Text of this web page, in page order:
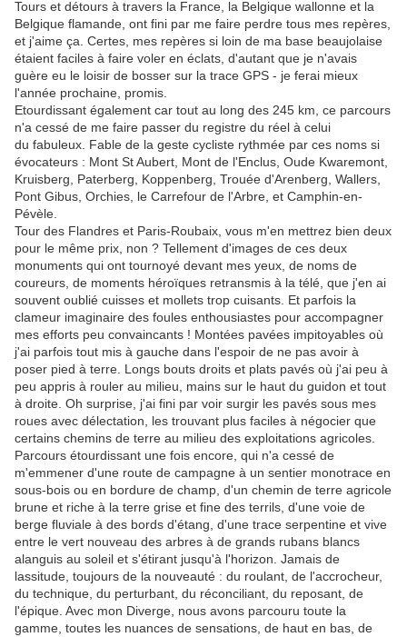
Tours et détours à travers la France, la Belgique wallonne et la
Belgique flamande, ont fini par me faire perdre tous mes repères,
et j'aime ça. Certes, mes repères si loin de ma base beaujolaise
étaient faciles à faire voler en éclats, d'autant que je n'avais
guère eu le loisir de bosser sur la trace GPS - je ferai mieux
l'année prochaine, promis.
Etourdissant également car tout au long des 245 km, ce parcours
n'a cessé de me faire passer du registre du réel à celui
du fabuleux. Fable de la geste cycliste rythmée par ces noms si
évocateurs : Mont St Aubert, Mont de l'Enclus, Oude Kwaremont,
Kruisberg, Paterberg, Koppenberg, Trouée d'Arenberg, Wallers,
Pont Gibus, Orchies, le Carrefour de l'Arbre, et Camphin-en-
Pévèle.
Tour des Flandres et Paris-Roubaix, vous m'en mettrez bien deux
pour le même prix, non ? Tellement d'images de ces deux
monuments qui ont tournoyé devant mes yeux, de noms de
coureurs, de moments héroïques retransmis à la télé, que j'en ai
souvent oublié cuisses et mollets trop cuisants. Et parfois la
clameur imaginaire des foules enthousiastes pour accompagner
mes efforts peu convaincants ! Montées pavées impitoyables où
j'ai parfois tout mis à gauche dans l'espoir de ne pas avoir à
poser pied à terre. Longs bouts droits et plats pavés où j'ai peu à
peu appris à rouler au milieu, mains sur le haut du guidon et tout
à droite. Oh surprise, j'ai fini par voir surgir les pavés sous mes
roues avec délectation, les trouvant plus faciles à négocier que
certains chemins de terre au milieu des exploitations agricoles.
Parcours étourdissant une fois encore, qui n'a cessé de
m'emmener d'une route de campagne à un sentier monotrace en
sous-bois ou en bordure de champ, d'un chemin de terre agricole
brune et riche à la terre grise et fine des terrils, d'une voie de
berge fluviale à des bords d'étang, d'une trace serpentine et vive
entre le vert nouveau des arbres à de grands rubans blancs
alanguis au soleil et s'étirant jusqu'à l'horizon. Jamais de
lassitude, toujours de la nouveauté : du roulant, de l'accrocheur,
du technique, du perturbant, du réconciliant, du reposant, de
l'épique. Avec mon Diverge, nous avons parcouru toute la
gamme, toutes les nuances de sensations, de haut en bas, de